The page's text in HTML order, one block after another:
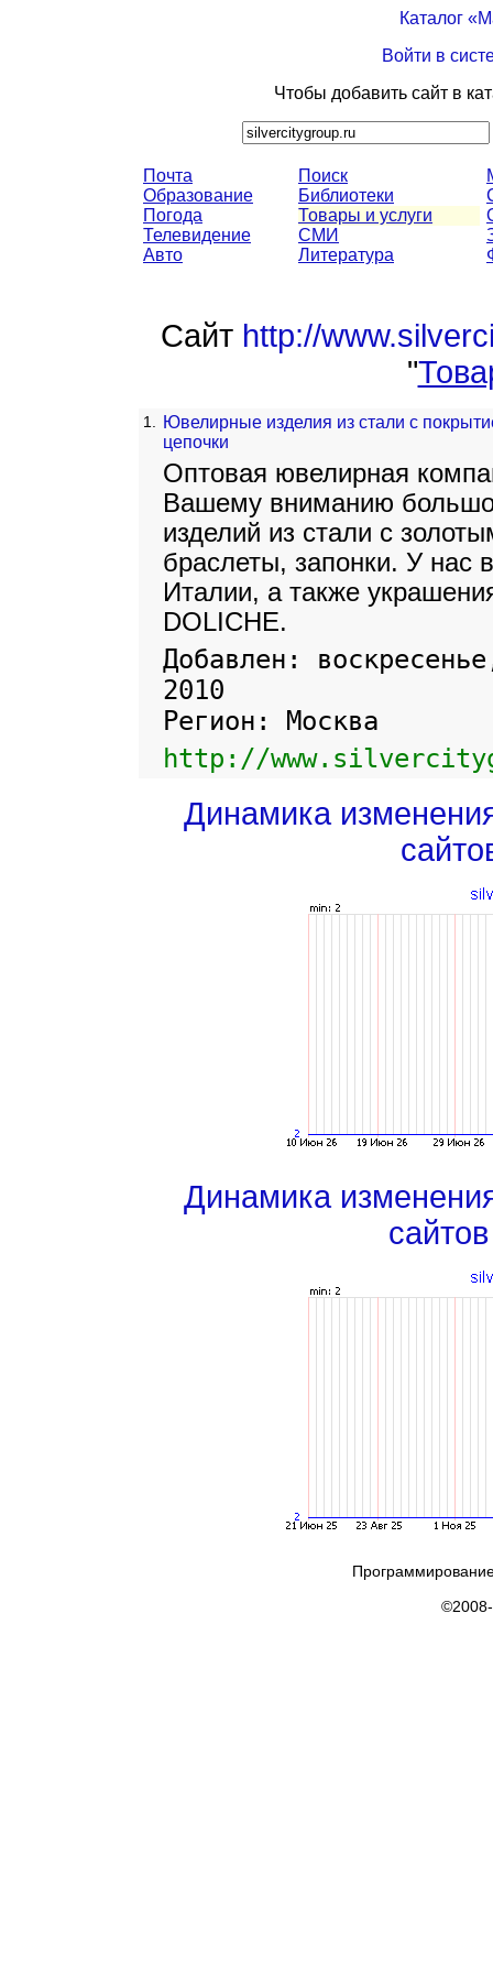
Каталог
Войти в
Чтобы добавить сайт в
Почта
Образование
Погода
Телевидение
Авто
Поиск
Библиотеки
Товары и услуги
СМИ
Литература
Сайт http://
"
1.
Ювелирные изделия из стали с
цепочки
Оптовая ювелирная
Вашему вниманию
изделий из стали с
браслеты, запонки. У нас
Италии, а также
DOLICHE.
Добавлен:
2010
Регион: Москва
http://
Динамика
Динамика
сайтов